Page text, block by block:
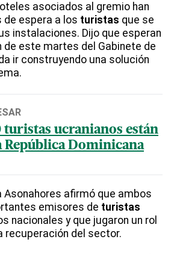
asociados al gremio han
de espera a los turistas que se
instalaciones. Dijo que esperan
de este martes del Gabinete de
ir construyendo una solución
turistas ucranianos están
República Dominicana
Asonahores afirmó que ambos
emisores de turistas
nacionales y que jugaron un rol
recuperación del sector.